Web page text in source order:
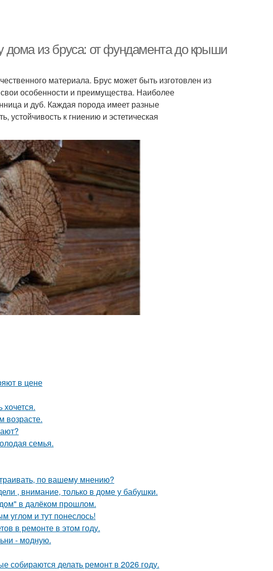
дома из бруса: от фундамента до крыши
материала. Брус может быть изготовлен из
особенности и преимущества. Наиболее
и дуб. Каждая порода имеет разные
устойчивость к гниению и эстетическая
в цене
возрасте.
семья.
по вашему мнению?
, внимание, только в доме у бабушки.
в далёком прошлом.
углом и тут понеслось!
в ремонте в этом году.
- модную.
собираются делать ремонт в 2026 году.